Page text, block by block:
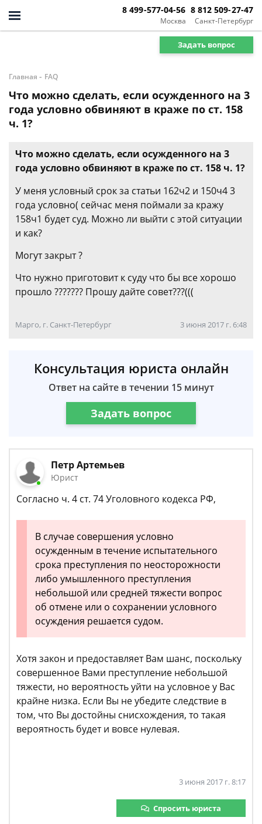
Москва
8 499-577-04-56
Санкт-Петербург
8 812 509-27-47
Задать вопрос
Главная - FAQ
Что можно сделать, если осужденного на 3
года условно обвиняют в краже по ст. 158
ч. 1?
Что можно сделать, если осужденного на 3
года условно обвиняют в краже по ст. 158 ч. 1?
У меня условный срок за статьи 162ч2 и 150ч4 3
года условно( сейчас меня поймали за кражу
158ч1 будет суд. Можно ли выйти с этой ситуации
и как?
Могут закрыт ?
Что нужно приготовит к суду что бы все хорошо
прошло ??????? Прошу дайте совет???(((
Марго, г. Санкт-Петербург 3 июня 2017 г. 6:48
Консультация юриста онлайн
Ответ на сайте в течении 15 минут
Задать вопрос
Петр Артемьев
Юрист
Согласно ч. 4 ст. 74 Уголовного кодекса РФ,
В случае совершения условно
осужденным в течение испытательного
срока преступления по неосторожности
либо умышленного преступления
небольшой или средней тяжести вопрос
об отмене или о сохранении условного
осуждения решается судом.
Хотя закон и предоставляет Вам шанс, поскольку
совершенное Вами преступление небольшой
тяжести, но вероятность уйти на условное у Вас
крайне низка. Если Вы не убедите следствие в
том, что Вы достойны снисхождения, то такая
вероятность будет и вовсе нулевая.
3 июня 2017 г. 8:17
Спросить юриста